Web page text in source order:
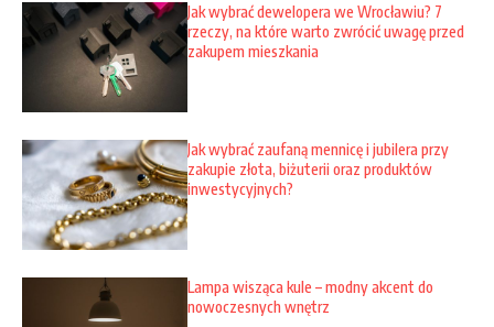
Jak wybrać dewelopera we Wrocławiu? 7
rzeczy, na które warto zwrócić uwagę przed
zakupem mieszkania
Jak wybrać zaufaną mennicę i jubilera przy
zakupie złota, biżuterii oraz produktów
inwestycyjnych?
Lampa wisząca kule – modny akcent do
nowoczesnych wnętrz